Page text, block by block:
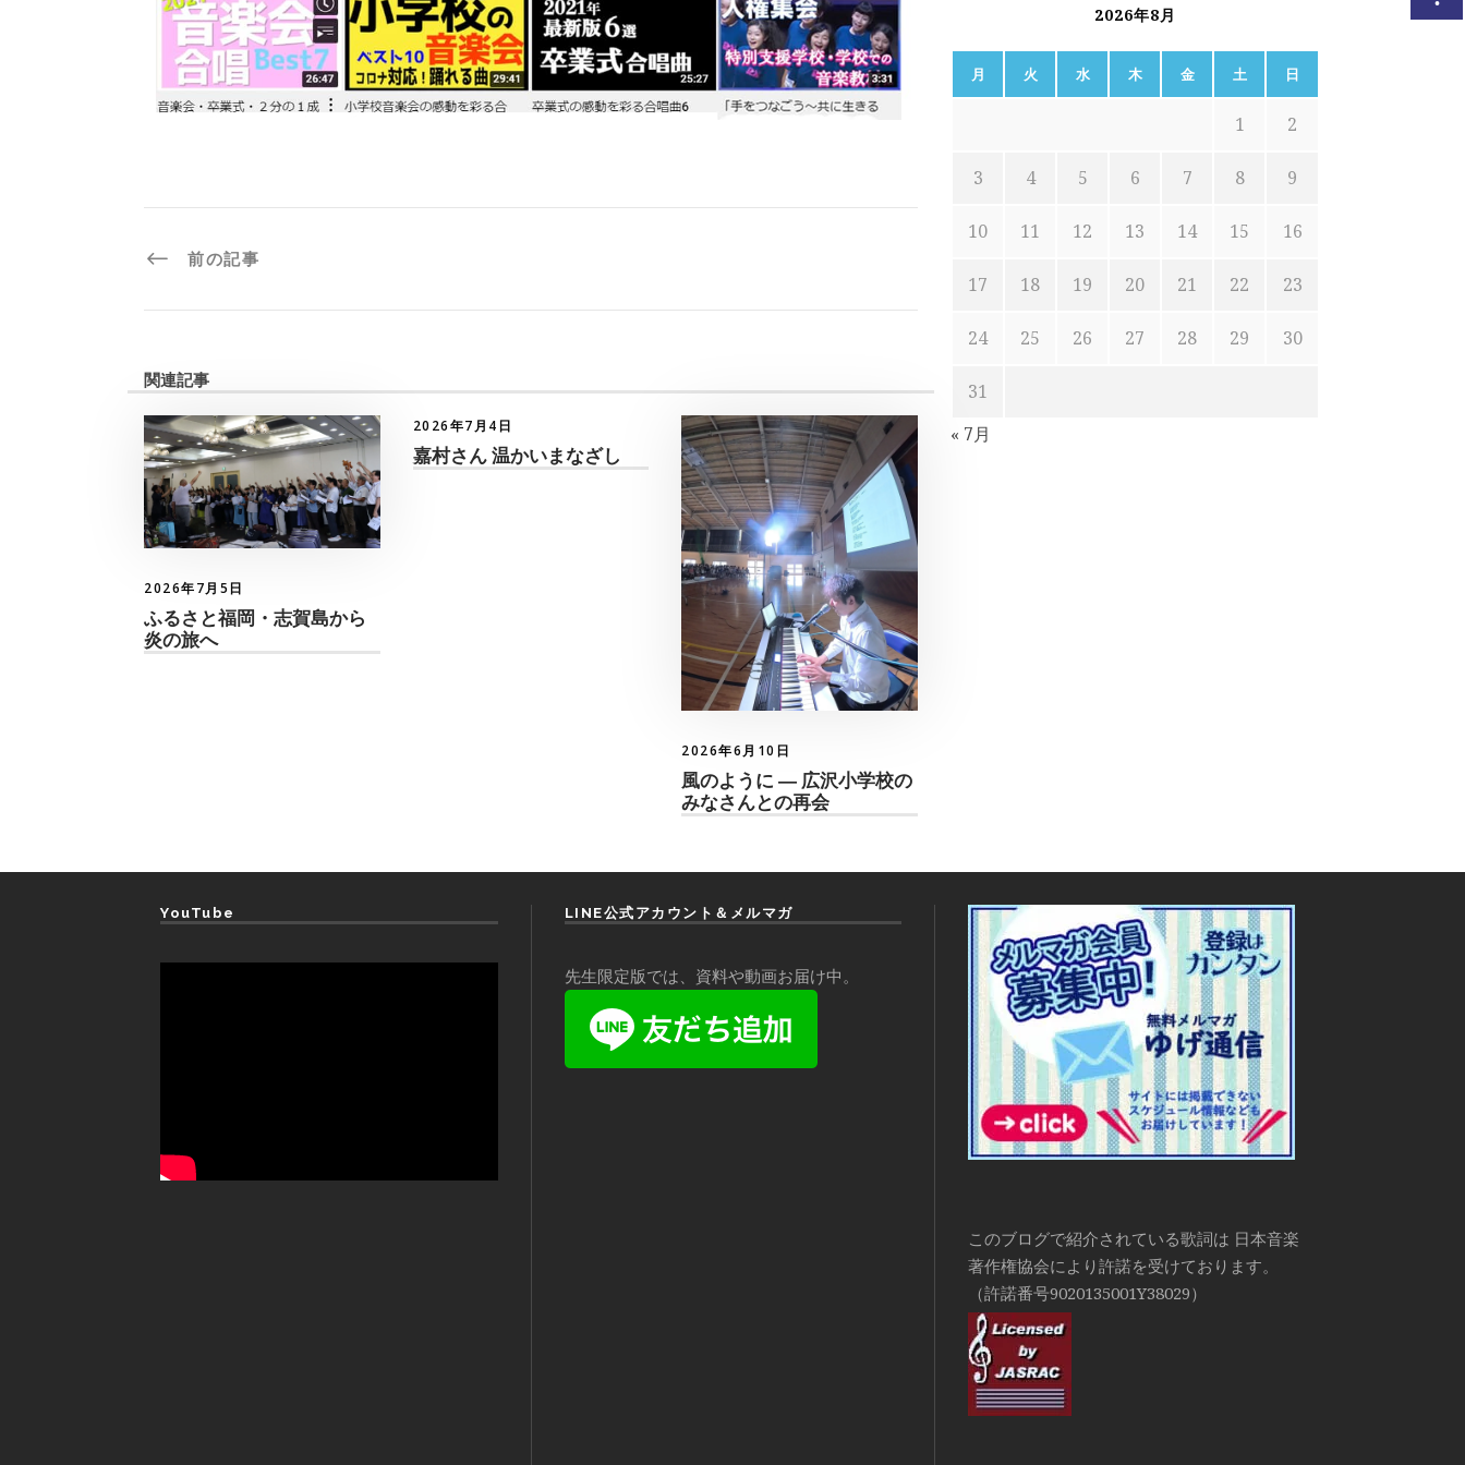
前の記事
関連記事
2026年7月5日
ふるさと福岡・志賀島から
炎の旅へ
2026年7月4日
嘉村さん 温かいまなざし
2026年6月10日
風のように ― 広沢小学校の
みなさんとの再会
2026年8月
月 火 水 木 金 土 日
1 2
3 4 5 6 7 8 9
10 11 12 13 14 15 16
17 18 19 20 21 22 23
24 25 26 27 28 29 30
31
« 7月
YouTube LINE公式アカウント＆メルマガ
先生限定版では、資料や動画お届け中。
このブログで紹介されている歌詞は 日本音楽
著作権協会により許諾を受けております。
（許諾番号9020135001Y38029）